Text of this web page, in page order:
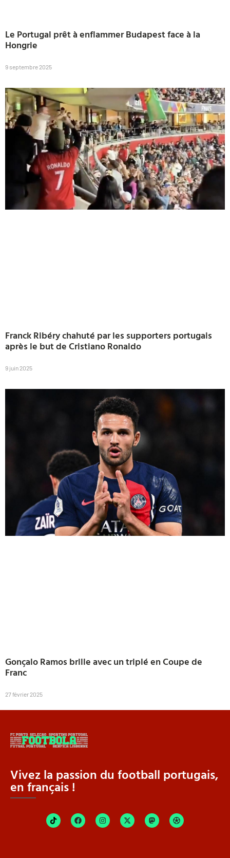
Le Portugal prêt à enflammer Budapest face à la
Hongrie
9 septembre 2025
Franck Ribéry chahuté par les supporters portugais
après le but de Cristiano Ronaldo
9 juin 2025
Gonçalo Ramos brille avec un triplé en Coupe de
Franc
27 février 2025
Vivez la passion du football portugais,
en français !